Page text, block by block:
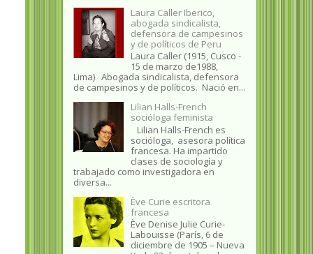
Laura Caller Iberico,
abogada sindicalista,
defensora de campesinos
y de políticos de Peru
Laura Caller (1915, Cusco -
15 de marzo de1988,
Lima) Abogada sindicalista, defensora
de campesinos y de políticos. Nació en...
Lilian Halls-French
socióloga feminista
Lilian Halls-French es
socióloga, asesora política
francesa. Ha impartido
clases de sociología y
trabajado como investigadora en
diversa...
Ève Curie escritora
francesa
Ève Denise Julie Curie-
Labouisse (París, 6 de
diciembre de 1905 – Nueva